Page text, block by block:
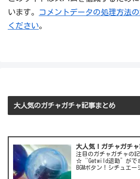
います。
コメントデータの処理方法
ください。
大人気のガチャガチャ記事まとめ
大人気！ガチャガチ
注目のガチャガチャの
☆“Getwild退勤”がで
BGMボタン！シチュエー